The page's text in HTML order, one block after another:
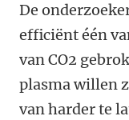
De
efficiënt één
van CO2
plasma willen
van harder te